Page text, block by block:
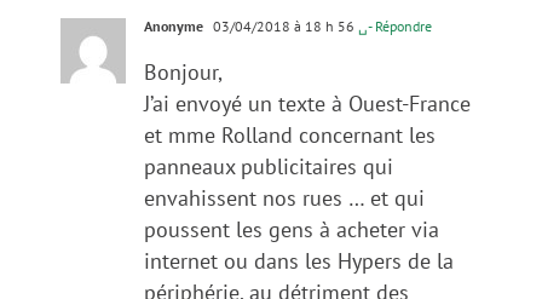
Anonyme 03/04/2018 à 18 h 56 ␣- Répondre
Bonjour,
J’ai envoyé un texte à Ouest-France
et mme Rolland concernant les
panneaux publicitaires qui
envahissent nos rues … et qui
poussent les gens à acheter via
internet ou dans les Hypers de la
périphérie, au détriment des